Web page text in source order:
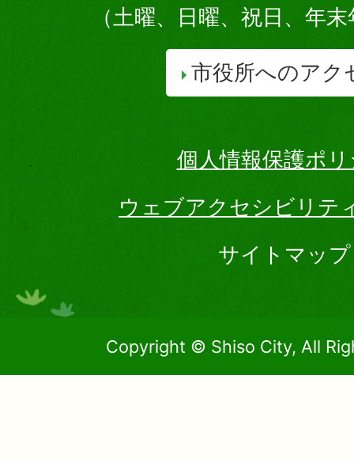
（土曜、日曜、祝日、年
市役所へのアク
個人情報保護ポ
ウェブアクセシビリテ
サイトマップ
Copyright © Shiso City, All